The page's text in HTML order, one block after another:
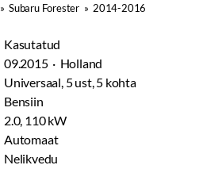
»Subaru Forester » 2014-2016
Kasutatud
09.2015 · Holland
Universaal, 5 ust, 5 kohta
Bensiin
2.0, 110 kW
Automaat
Nelikvedu